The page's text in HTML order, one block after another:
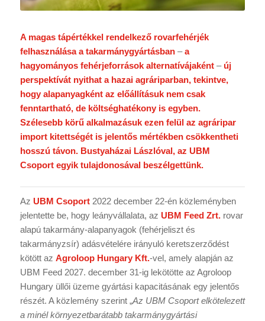
A magas tápértékkel rendelkező rovarfehérjék
felhasználása a takarmánygyártásban –a
hagyományos fehérjeforrások alternatívájaként –új
perspektívát nyithat a hazai agráriparban, tekintve,
hogy alapanyagként az előállításuk nem csak
fenntartható, de költséghatékony is egyben.
Szélesebb körű alkalmazásuk ezen felül az agráripar
import kitettségét is jelentős mértékben csökkentheti
hosszú távon. Bustyaházai Lászlóval, az UBM
Csoport egyik tulajdonosával beszélgettünk.
Az UBM Csoport2022 december 22-én közleményben
jelentette be, hogy leányvállalata, az UBM Feed Zrt.rovar
alapú takarmány-alapanyagok (fehérjeliszt és
takarmányzsír) adásvételére irányuló keretszerződést
kötött az Agroloop Hungary Kft.-vel, amely alapján az
UBM Feed 2027. december 31-ig lekötötte az Agroloop
Hungary üllői üzeme gyártási kapacitásának egy jelentős
részét. A közlemény szerint „Az UBM Csoport elkötelezett
a minél környezetbarátabb takarmánygyártási